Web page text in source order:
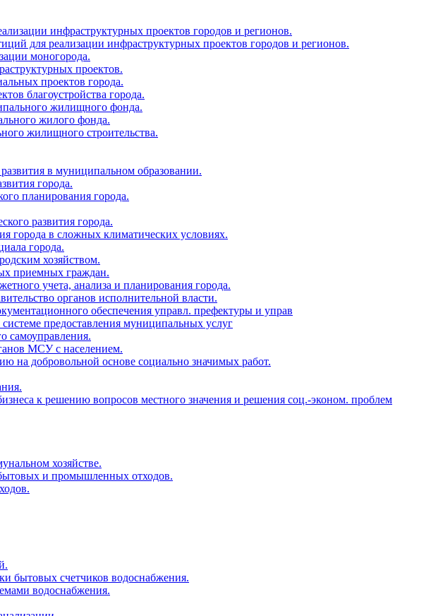
инфраструктурных проектов городов и регионов.
для реализации инфраструктурных проектов городов и регионов.
моногорода.
проектов.
проектов города.
благоустройства города.
жилищного фонда.
жилого фонда.
жилищного строительства.
в муниципальном образовании.
города.
планирования города.
развития города.
города в сложных климатических условиях.
города.
хозяйством.
приемных граждан.
учета, анализа и планирования города.
органов исполнительной власти.
обеспечения управл. префектуры и управ
предоставления муниципальных услуг
самоуправления.
МСУ с населением.
на добровольной основе социально значимых работ.
к решению вопросов местного значения и решения соц.-эконом. проблем
хозяйстве.
и промышленных отходов.
бытовых счетчиков водоснабжения.
водоснабжения.